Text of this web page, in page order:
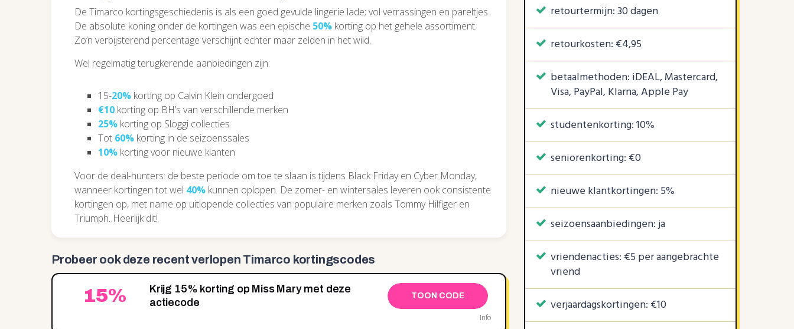
De Timarco kortingsgeschiedenis is als een goed gevulde lingerie lade; vol verrassingen en pareltjes.
De absolute koning onder de kortingen was een epische 50% korting op het gehele assortiment.
Zo’n verbijsterend percentage verschijnt echter maar zelden in het wild.
Wel regelmatig terugkerende aanbiedingen zijn:
15-20% korting op Calvin Klein ondergoed
€10 korting op BH’s van verschillende merken
25% korting op Sloggi collecties
Tot 60% korting in de seizoenssales
10% korting voor nieuwe klanten
Voor de deal-hunters: de beste periode om toe te slaan is tijdens Black Friday en Cyber Monday,
wanneer kortingen tot wel 40% kunnen oplopen. De zomer- en wintersales leveren ook consistente
kortingen op, met name op uitlopende collecties van populaire merken zoals Tommy Hilfiger en
Triumph. Heerlijk dit!
Probeer ook deze recentverlopen Timarco kortingscodes
15%
Krijg 15% korting op Miss Mary met deze
actiecode
TOON CODE
Info
retourtermijn: 30 dagen
retourkosten: €4,95
betaalmethoden: iDEAL, Mastercard,
Visa, PayPal, Klarna, Apple Pay
studentenkorting: 10%
seniorenkorting: €0
nieuwe klantkortingen: 5%
seizoensaanbiedingen: ja
vriendenacties: €5 per aangebrachte
vriend
verjaardagskortingen: €10